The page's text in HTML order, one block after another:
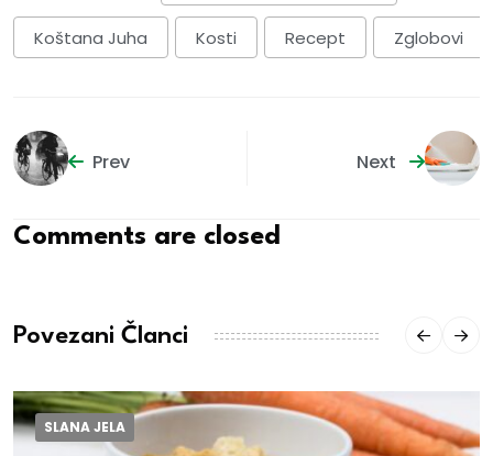
Koštana Juha Kosti Recept Zglobovi
Prev Next
Comments are closed
Povezani Članci
SLANA JELA